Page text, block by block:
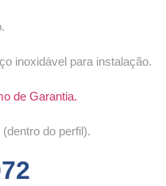
inoxidável para instalação.
de Garantia.
do perfil).